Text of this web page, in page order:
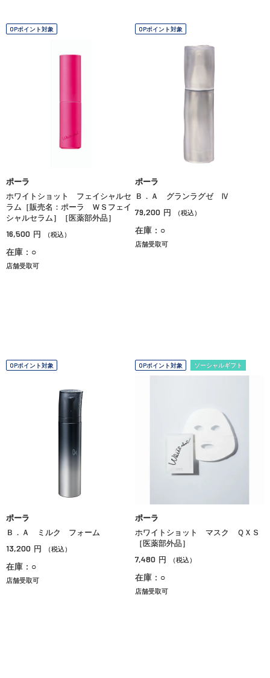
OPポイント対象
ポーラ
ホワイトショット フェイシャルセ
ラム［販売名：ポーラ ＷＳフェイ
シャルセラム］［医薬部外品］
16,500 円 （税込）
在庫：○
店舗受取可
OPポイント対象
ポーラ
Ｂ．Ａ グランラグゼ Ⅳ
79,200 円 （税込）
在庫：○
店舗受取可
OPポイント対象
ポーラ
Ｂ．Ａ ミルク フォーム
13,200 円 （税込）
在庫：○
店舗受取可
OPポイント対象 ソーシャルギフト
ポーラ
ホワイトショット マスク ＱＸＳ
［医薬部外品］
7,480 円 （税込）
在庫：○
店舗受取可